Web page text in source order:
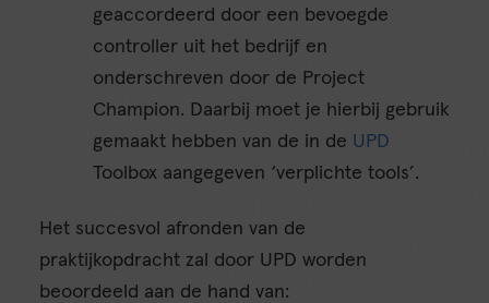
geaccordeerd door een bevoegde
controller uit het bedrijf en
onderschreven door de Project
Champion. Daarbij moet je hierbij gebruik
gemaakt hebben van de in de UPD
Toolbox aangegeven ‘verplichte tools’.
Het succesvol afronden van de
praktijkopdracht zal door UPD worden
beoordeeld aan de hand van: